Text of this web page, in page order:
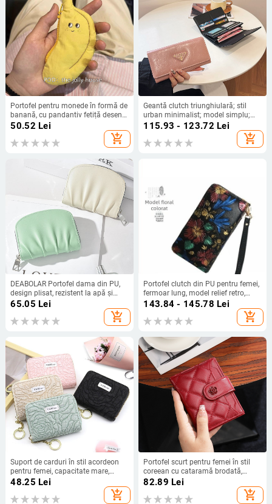
Portofel pentru monede în formă de
banană, cu pandantiv fetiță desen
animat, poliester, stil matur, marcă
Altă, pentru depozitare acasă
50.52 Lei
add_shopping_cart
Geantă clutch triunghiulară; stil
urban minimalist; model simplu;
căptușeală poliester; rezistentă la
uzură și la șocuri; capacitate
extensibilă
115.93 - 123.72 Lei
add_shopping_cart
DEABOLAR Portofel dama din PU,
design plisat, rezistent la apă și
uzură, căptușeală din poliester, vară
65.05 Lei
add_shopping_cart
Portofel clutch din PU pentru femei,
fermoar lung, model relief retro,
capacitate mare
143.84 - 145.78 Lei
add_shopping_cart
Suport de carduri în stil acordeon
pentru femei, capacitate mare,
multifuncțional, model floral,
exterior textil, căptușeală poliester, 9
compartimente pentru carduri + 2
48.25 Lei
add_shopping_cart
Portofel scurt pentru femei în stil
coreean cu cataramă brodată,
fermoar și mai multe buzunare
Căptușeală poliester; Model solid;
82.89 Lei
add_shopping_cart